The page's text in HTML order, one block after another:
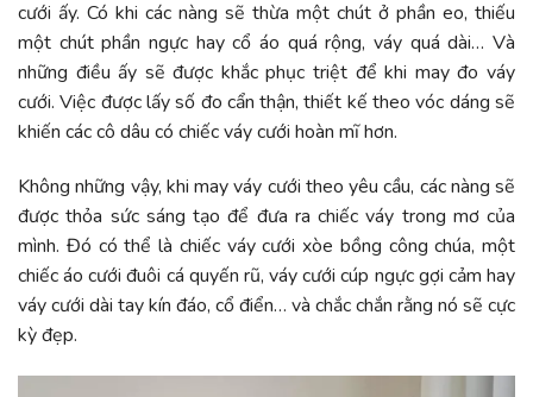
cưới ấy. Có khi các nàng sẽ thừa một chút ở phần eo, thiếu
một chút phần ngực hay cổ áo quá rộng, váy quá dài… Và
những điều ấy sẽ được khắc phục triệt để khi may đo váy
cưới. Việc được lấy số đo cẩn thận, thiết kế theo vóc dáng sẽ
khiến các cô dâu có chiếc váy cưới hoàn mĩ hơn.
Không những vậy, khi may váy cưới theo yêu cầu, các nàng sẽ
được thỏa sức sáng tạo để đưa ra chiếc váy trong mơ của
mình. Đó có thể là chiếc váy cưới xòe bồng công chúa, một
chiếc áo cưới đuôi cá quyến rũ, váy cưới cúp ngực gợi cảm hay
váy cưới dài tay kín đáo, cổ điển… và chắc chắn rằng nó sẽ cực
kỳ đẹp.